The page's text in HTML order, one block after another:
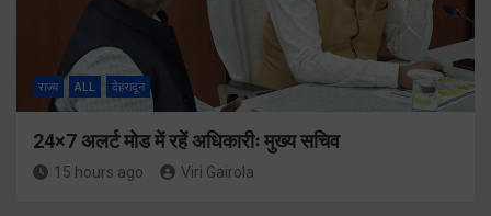
राज्य ALL देहरादून
24×7 अलर्ट मोड में रहें अधिकारीः मुख्य सचिव
15 hours ago Viri Gairola